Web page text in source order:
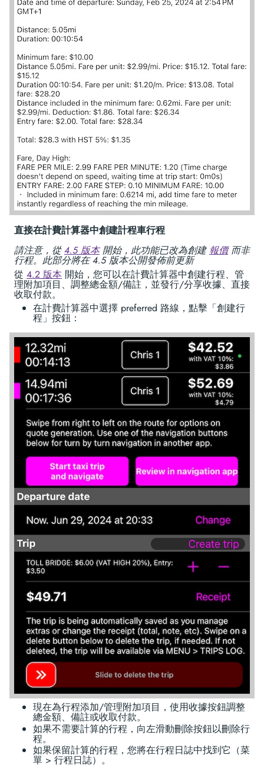
直接在計費計算器中創建計程車行程
請注意，從4.5 版本開始，此功能已改為創建 報價而非
行程。此部分將在 4.5 版本公開發佈前更新
從 4.2 版本 開始，您可以在計費計算器中創建行程、管
理附加項目、調整總金額/備註，並發行/分享收據、直接
收取付款。
在計費計算器中選擇 preferred 路線，點擊「創建行
程」按鈕：
現在為行程添加/管理附加項目，使用收據按鈕調整
總金額、備註或收取付款。
如果不需要計算的行程，向左滑動刪除按鈕以刪除行
程。
如果保留計算的行程，您將在行程日誌中找到它（菜
單 > 行程日誌）。